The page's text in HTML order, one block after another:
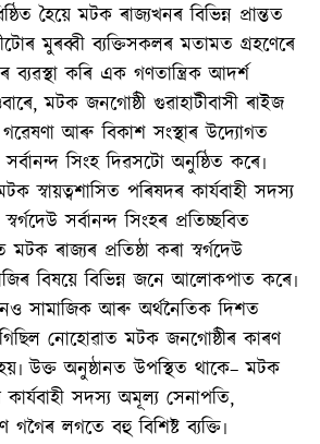
হৈয়ে মটক ৰাজ্যখনৰ বিভিন্ন প্ৰান্তত
মুৰব্বী ব্যক্তিসকলৰ মতামত গ্ৰহণেৰে
ব্যৱস্থা কৰি এক গণতান্ত্ৰিক আদৰ্শ
মটক জনগোষ্ঠী গুৱাহাটীবাসী ৰাইজ
আৰু বিকাশ সংস্থাৰ উদ্যোগত
সিংহ দিৱসটো অনুষ্ঠিত কৰে৷
স্বায়ত্বশাসিত পৰিষদৰ কাৰ্যবাহী সদস্য
সৰ্বানন্দ সিংহৰ প্ৰতিচ্ছবিত
ৰাজ্যৰ প্ৰতিষ্ঠা কৰা স্বৰ্গদেউ
বিষয়ে বিভিন্ন জনে আলোকপাত কৰে৷
সামাজিক আৰু অৰ্থনৈতিক দিশত
নোহোৱাত মটক জনগোষ্ঠীৰ কাৰণ
উক্ত অনুষ্ঠানত উপস্থিত থাকে– মটক
কাৰ্যবাহী সদস্য অমূল্য সেনাপতি,
লগতে বহু বিশিষ্ট ব্যক্তি৷